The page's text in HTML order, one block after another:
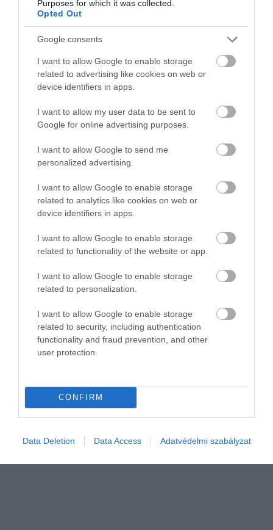
Purposes for which it was collected.
Opted Out
Google consents
I want to allow Google to enable storage
related to advertising like cookies on web or
device identifiers in apps.
I want to allow my user data to be sent to
Google for online advertising purposes.
I want to allow Google to send me
personalized advertising.
I want to allow Google to enable storage
related to analytics like cookies on web or
device identifiers in apps.
I want to allow Google to enable storage
related to functionality of the website or app.
I want to allow Google to enable storage
related to personalization.
I want to allow Google to enable storage
related to security, including authentication
functionality and fraud prevention, and other
user protection.
CONFIRM
Data Deletion Data Access Adatvédelmi szabályzat
Jön az 5 százalékos lakáshitel: ők vehetik fel
A fiatalok első lakáshoz jutását segíti az a maximum 5 %-os éves
kínálatában. A konstrukció különlegessége, hogy a pénzintézetek